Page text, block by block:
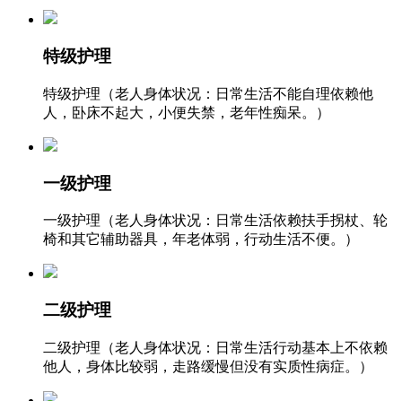
特级护理
特级护理（老人身体状况：日常生活不能自理依赖他
人，卧床不起大，小便失禁，老年性痴呆。）
一级护理
一级护理（老人身体状况：日常生活依赖扶手拐杖、轮
椅和其它辅助器具，年老体弱，行动生活不便。）
二级护理
二级护理（老人身体状况：日常生活行动基本上不依赖
他人，身体比较弱，走路缓慢但没有实质性病症。）